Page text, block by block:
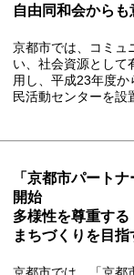
自由同和会から
京都市では、コミュ
い、社会資源として
用し、平成23年度
民活動センターを設
「京都市パート
開始
多様性を尊重す
まちづくりを目指